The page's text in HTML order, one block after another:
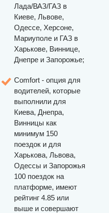
Лада/ВАЗ/ГАЗ в
Киеве, Львове,
Одессе, Херсоне,
Мариуполе и ГАЗ в
Харькове, Виннице,
Днепре и Запорожье;
Comfort - опция для
водителей, которые
выполнили для
Киева, Днепра,
Винницы как
минимум 150
поездок и для
Харькова, Львова,
Одессы и Запорожья
100 поездок на
платформе, имеют
рейтинг 4.85 или
выше и совершают